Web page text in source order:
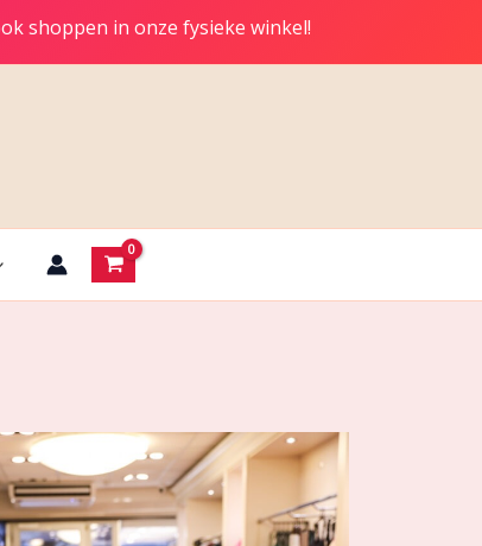
shoppen in onze fysieke winkel!